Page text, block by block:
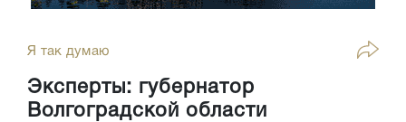
Я так думаю
Эксперты: губернатор
Волгоградской области